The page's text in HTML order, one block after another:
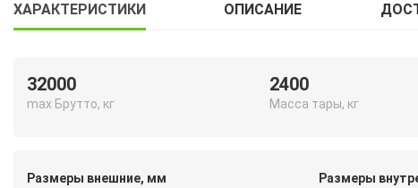
ХАРАКТЕРИСТИКИ ОПИСАНИЕ
32000
max Брутто, кг
2400
Масса тары, кг
Размеры внешние, мм Размеры